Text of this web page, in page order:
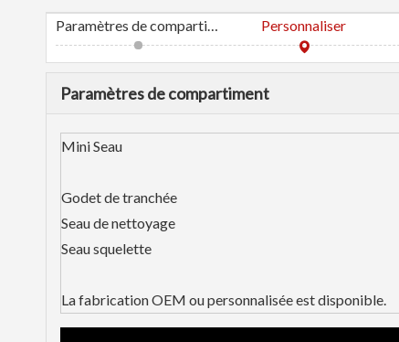
Paramètres de compartiment Personnaliser
Paramètres de compartiment
Mini Seau
Godet de tranchée
Seau de nettoyage
Seau squelette
La fabrication OEM ou personnalisée est disponible.